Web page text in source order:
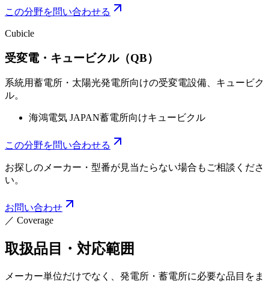
この分野を問い合わせる
Cubicle
受変電・キュービクル（QB）
系統用蓄電所・太陽光発電所向けの受変電設備、キュービク
ル。
海鴻電気 JAPAN蓄電所向けキュービクル
この分野を問い合わせる
お探しのメーカー・型番が見当たらない場合もご相談くださ
い。
お問い合わせ
／ Coverage
取扱品目・対応範囲
メーカー単位だけでなく、発電所・蓄電所に必要な品目をま